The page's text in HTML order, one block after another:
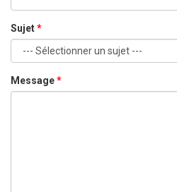
Sujet*
Message*